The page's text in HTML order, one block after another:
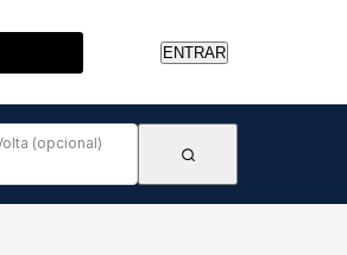
ENTRAR
(opcional)